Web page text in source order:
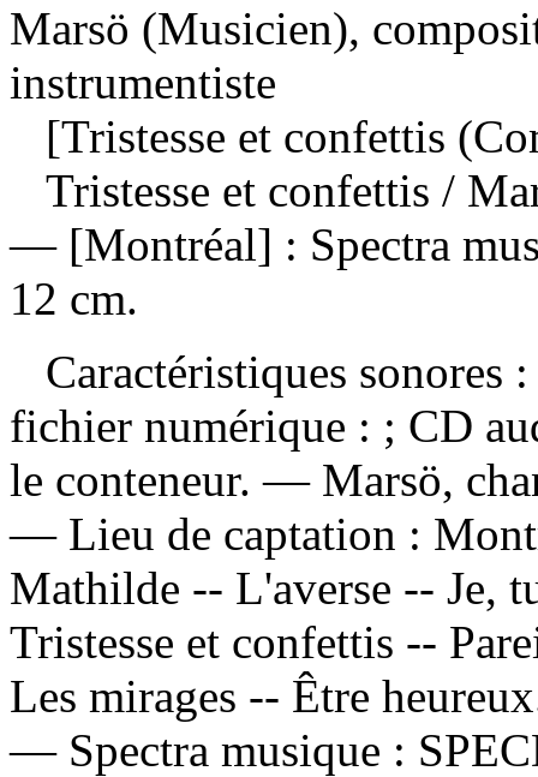
Marsö (Musicien),
instrumentiste
[Tristesse et confettis
Tristesse et confettis /
— [Montréal] : Spectra
12 cm.
Caractéristiques sonores
fichier numérique : ; CD
le conteneur. — Marsö,
— Lieu de captation :
Mathilde -- L'averse -- Je,
Tristesse et confettis --
Les mirages -- Être
— Spectra musique :